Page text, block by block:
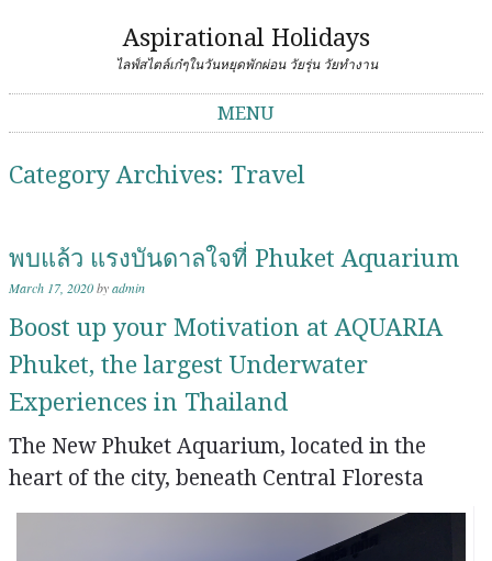
Aspirational Holidays
ไลฟ์สไตล์เก๋ๆในวันหยุดพักผ่อน วัยรุ่น วัยทำงาน
MENU
Category Archives: Travel
พบแล้ว แรงบันดาลใจที่ Phuket Aquarium
March 17, 2020byadmin
Boost up your Motivation at AQUARIA
Phuket, the largest Underwater
Experiences in Thailand
The New Phuket Aquarium, located in the
heart of the city, beneath Central Floresta